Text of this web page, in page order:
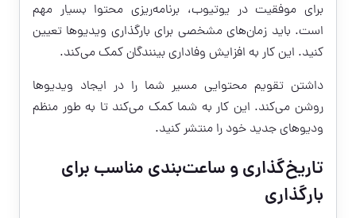
برای موفقیت در یوتیوب، برنامه‌ریزی محتوا بسیار مهم
است. باید زمان‌های مشخصی برای بارگذاری ویدیوها تعیین
کنید. این کار به افزایش وفاداری بینندگان کمک می‌کند.
داشتن تقویم محتوایی مسیر شما را در ایجاد ویدیوها
روشن می‌کند. این کار به شما کمک می‌کند تا به طور منظم
ودیوهای جدید خود را منتشر کنید.
تاریخ‌گذاری و ساعت‌بندی مناسب برای
بارگذاری